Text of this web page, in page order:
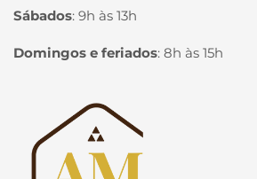
Sábados: 9h às 13h
Domingos e feriados: 8h às 15h
Página inicial